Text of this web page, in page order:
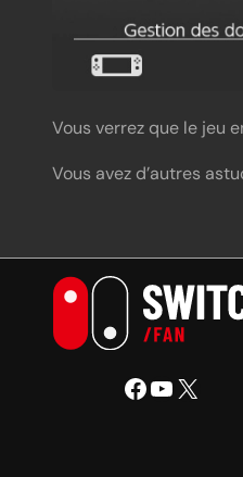
Vous verrez que le jeu
Vous avez d’autres
Facebook YouTube X